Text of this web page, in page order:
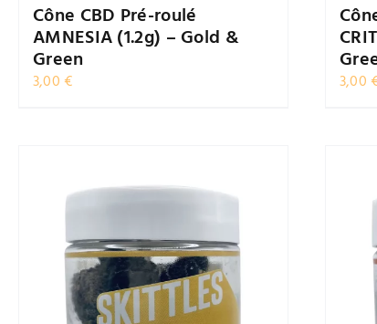
Cône CBD Pré-roulé
AMNESIA (1.2g) – Gold &
Green
3,00€ 3,00